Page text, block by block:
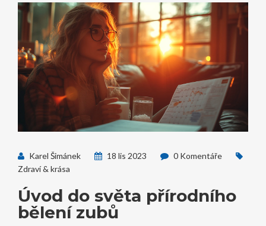
Karel Šimánek 18 lis 2023
0 Komentáře
Zdraví & krása
Úvod do světa přírodního
bělení zubů